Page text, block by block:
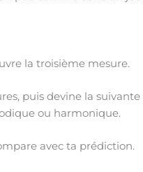
la troisième mesure.
puis devine la suivante
ou harmonique.
avec ta prédiction.